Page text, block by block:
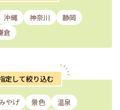
沖縄 神奈川
静岡
倉
定して絞り込む
やげ 景色
温泉